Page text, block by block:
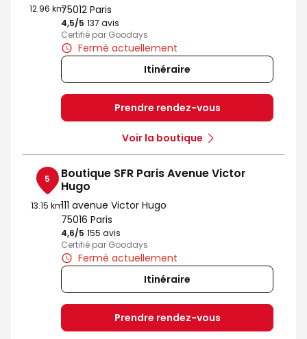
12.96 km75012 Paris
4,5/5 Note de 4.5 sur 5
137 avis
Certifié par Goodays
Fermé actuellement
Itinéraire
Prendre rendez-vous
Voir la boutique
5
13.15 km
Boutique SFR Paris Avenue Victor
Hugo
111 avenue Victor Hugo
75016 Paris
4,6/5 Note de 4.6 sur 5
155 avis
Certifié par Goodays
Fermé actuellement
Itinéraire
Prendre rendez-vous